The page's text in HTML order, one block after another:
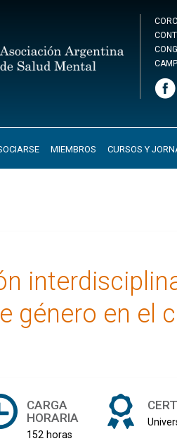
MIEMBROS CURSOS Y
género en el
CARGA
HORARIA
152 horas